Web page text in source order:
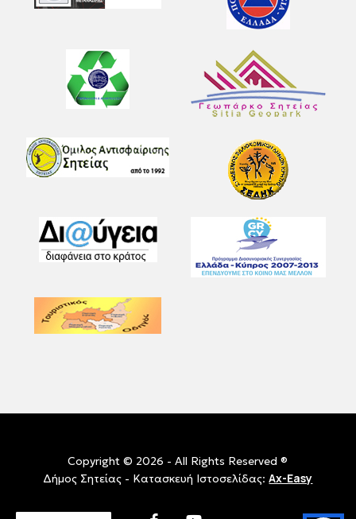
Copyright © 2026 - All Rights Reserved ®
Δήμος Σητείας - Κατασκευή Ιστοσελίδας:Ax-Easy